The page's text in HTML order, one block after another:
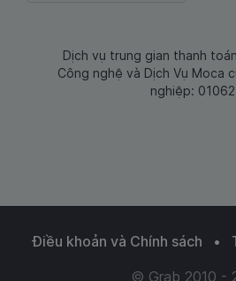
Dịch vụ trung gian thanh
Công nghệ và Dịch Vụ Moca
nghiệp:
Điều khoản và Chính sách •
© Grab 2010 -